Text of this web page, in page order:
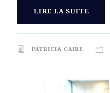
LIRE LA SUITE
PATRICIA CAIRE